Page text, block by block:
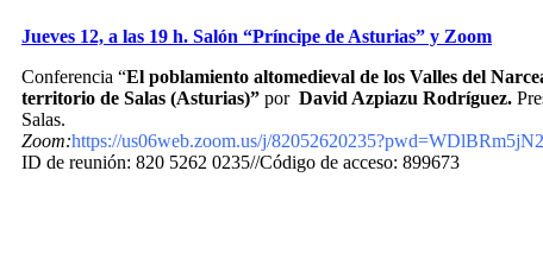
Jueves 12, a las 19 h. Salón “Príncipe de Asturias” y Zoom
Conferencia “El poblamiento altomedieval de los Valles del
territorio de Salas (Asturias)” por David Azpiazu Rodríguez.
Salas.
Zoom:https://us06web.zoom.us/j/
ID de reunión: 820 5262 0235//Código de acceso: 899673